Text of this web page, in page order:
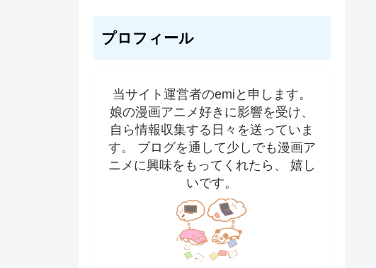
プロフィール
当サイト運営者のemiと申します。
娘の漫画アニメ好きに影響を受け、
自ら情報収集する日々を送っていま
す。 ブログを通して少しでも漫画ア
ニメに興味をもってくれたら、 嬉し
いです。